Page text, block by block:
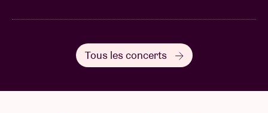
Tous les concerts